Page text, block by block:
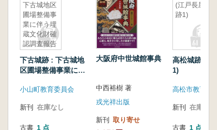
下古城地区
圃場整備事
業に伴う埋
蔵文化財確
認調査報告
下古城跡 : 下古城地
区圃場整備事業に伴
査報告書
小山町教育委員会
新刊 在庫なし
古書 1 点
大阪府中世城館事典
中西裕樹 著
戎光祥出版
新刊 取り寄せ
(江戸長屋
跡1)
高松城跡(江
1)
高松市教育委
新刊 在庫なし
古書 1 点